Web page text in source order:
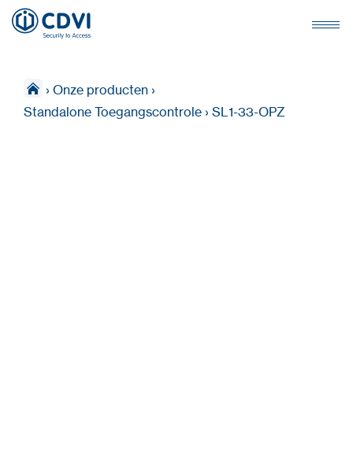
› Onze producten ›
Standalone Toegangscontrole › SL1-33-OPZ